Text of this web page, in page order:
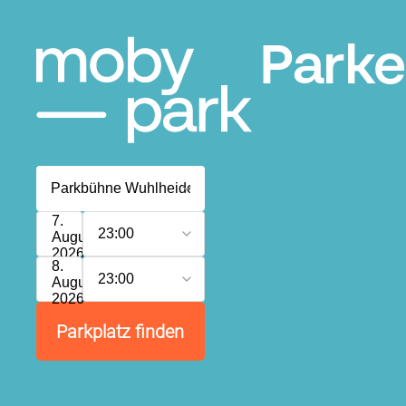
7.
August
2026
23:00
8.
August
2026
23:00
Parkplatz finden